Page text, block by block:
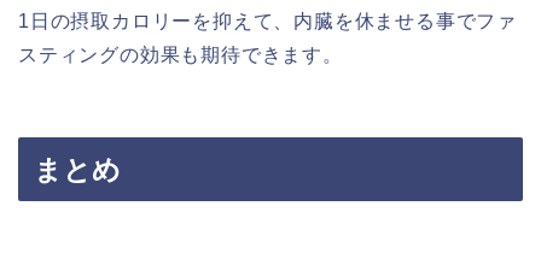
1日の摂取カロリーを抑えて、内臓を休ませる事でファ
スティングの効果も期待できます。
まとめ